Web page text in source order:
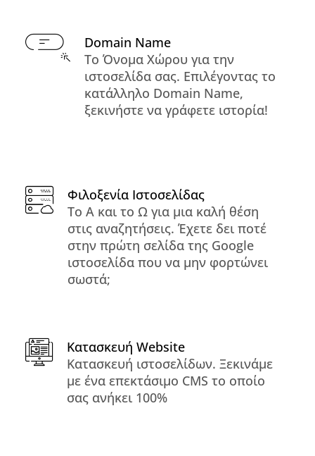
Domain Name
Το Όνομα Χώρου για την
ιστοσελίδα σας. Επιλέγοντας το
κατάλληλο Domain Name,
ξεκινήστε να γράφετε ιστορία!
Φιλοξενία Ιστοσελίδας
Το Α και το Ω για μια καλή θέση
στις αναζητήσεις. Έχετε δει ποτέ
στην πρώτη σελίδα της Google
ιστοσελίδα που να μην φορτώνει
σωστά;
Κατασκευή Website
Κατασκευή ιστοσελίδων. Ξεκινάμε
με ένα επεκτάσιμο CMS το οποίο
σας ανήκει 100%